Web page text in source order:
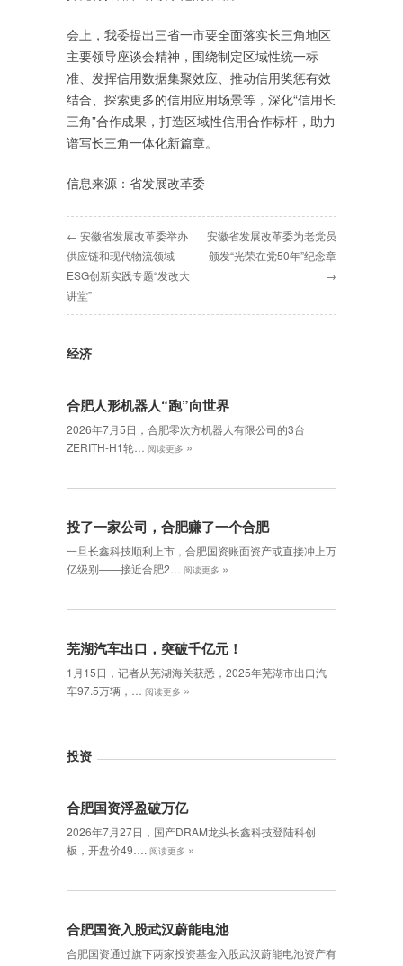
会上，我委提出三省一市要全面落实长三角地区
主要领导座谈会精神，围绕制定区域性统一标
准、发挥信用数据集聚效应、推动信用奖惩有效
结合、探索更多的信用应用场景等，深化“信用长
三角”合作成果，打造区域性信用合作标杆，助力
谱写长三角一体化新篇章。
信息来源：省发展改革委
← 安徽省发展改革委举办
供应链和现代物流领域
ESG创新实践专题“发改大
讲堂”
安徽省发展改革委为老党员
颁发“光荣在党50年”纪念章
→
经济
合肥人形机器人“跑”向世界
2026年7月5日，合肥零次方机器人有限公司的3台
ZERITH-H1轮…
阅读更多 »
投了一家公司，合肥赚了一个合肥
一旦长鑫科技顺利上市，合肥国资账面资产或直接冲上万
亿级别——接近合肥2…
阅读更多 »
芜湖汽车出口，突破千亿元！
1月15日，记者从芜湖海关获悉，2025年芜湖市出口汽
车97.5万辆，…
阅读更多 »
投资
合肥国资浮盈破万亿
2026年7月27日，国产DRAM龙头长鑫科技登陆科创
板，开盘价49…. 阅读更多 »
合肥国资入股武汉蔚能电池
合肥国资通过旗下两家投资基金入股武汉蔚能电池资产有